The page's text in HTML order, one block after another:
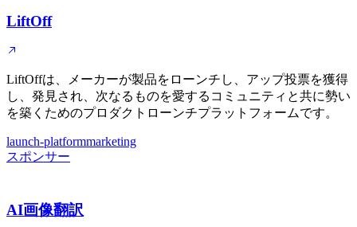
LiftOff
LiftOffは、メーカーが製品をローンチし、アップ投票を獲得
し、発見され、次なるものを愛するコミュニティと共に勢い
を築くためのプロダクトローンチプラットフォームです。
launch-platformmarketing
スポンサー
AI画像翻訳